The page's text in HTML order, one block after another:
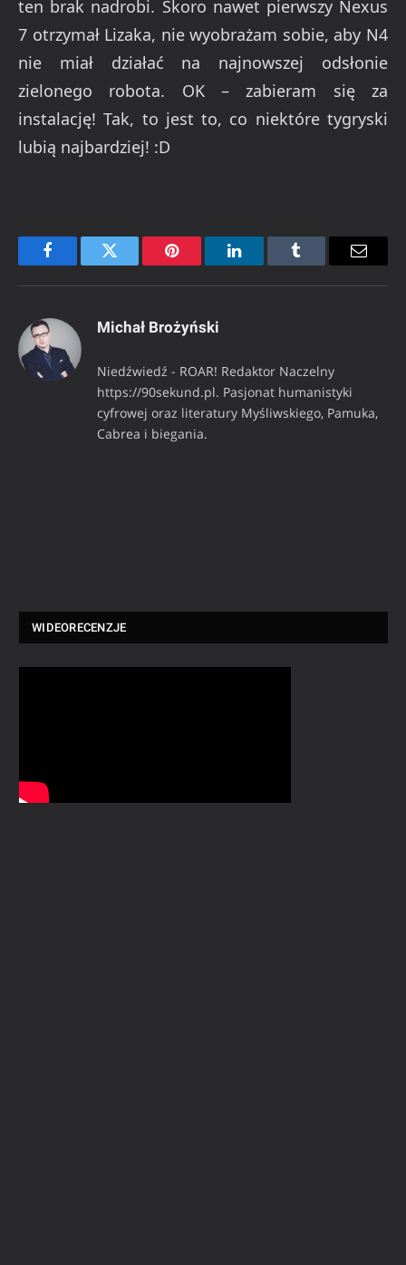
ten brak nadrobi. Skoro nawet pierwszy Nexus
7 otrzymał Lizaka, nie wyobrażam sobie, aby N4
nie miał działać na najnowszej odsłonie
zielonego robota. OK – zabieram się za
instalację! Tak, to jest to, co niektóre tygryski
lubią najbardziej! :D
FacebookTwitter Pinterest LinkedInTumblr Email
Michał Brożyński
Niedźwiedź - ROAR! Redaktor Naczelny
https://90sekund.pl. Pasjonat humanistyki
cyfrowej oraz literatury Myśliwskiego, Pamuka,
Cabrea i biegania.
WIDEORECENZJE